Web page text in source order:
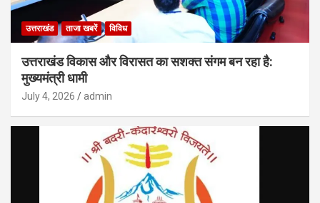
उत्तराखंड ताजा खबरें विविध
उत्तराखंड विकास और विरासत का सशक्त संगम बन रहा है:
मुख्यमंत्री धामी
July 4, 2026 admin